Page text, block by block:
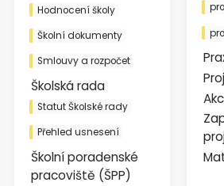
Hodnocení školy
Školní dokumenty
Smlouvy a rozpočet
Školská rada
Statut Školské rady
Přehled usnesení
Školní poradenské
pracoviště (ŠPP)